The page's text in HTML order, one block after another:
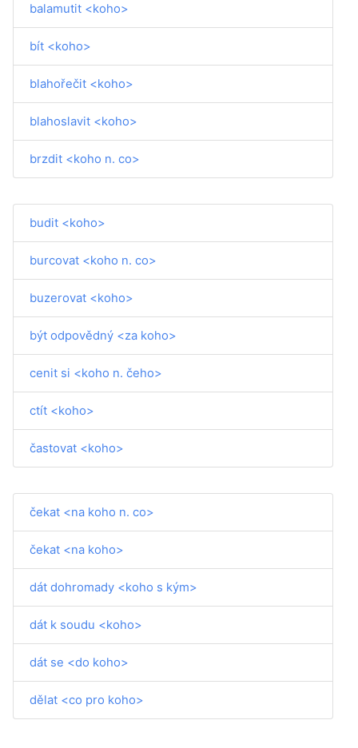
balamutit <koho>
bít <koho>
blahořečit <koho>
blahoslavit <koho>
brzdit <koho n. co>
budit <koho>
burcovat <koho n. co>
buzerovat <koho>
být odpovědný <za koho>
cenit si <koho n. čeho>
ctít <koho>
častovat <koho>
čekat <na koho n. co>
čekat <na koho>
dát dohromady <koho s kým>
dát k soudu <koho>
dát se <do koho>
dělat <co pro koho>